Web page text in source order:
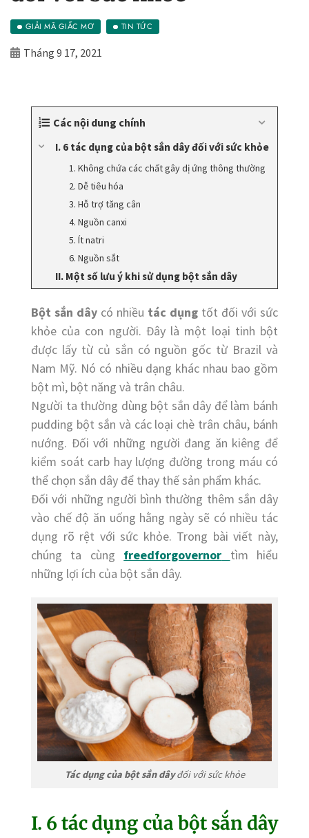
GIẢI MÃ GIẤC MƠ TIN TỨC
Tháng 9 17, 2021
Các nội dung chính
I. 6 tác dụng của bột sắn dây đối với sức khỏe
1. Không chứa các chất gây dị ứng thông thường
2. Dễ tiêu hóa
3. Hỗ trợ tăng cân
4. Nguồn canxi
5. Ít natri
6. Nguồn sắt
II. Một số lưu ý khi sử dụng bột sắn dây
Bột sắn dây có nhiều tác dụng tốt đối với sức
khỏe của con người. Đây là một loại tinh bột
được lấy từ củ sắn có nguồn gốc từ Brazil và
Nam Mỹ. Nó có nhiều dạng khác nhau bao gồm
bột mì, bột năng và trân châu.
Người ta thường dùng bột sắn dây để làm bánh
pudding bột sắn và các loại chè trân châu, bánh
nướng. Đối với những người đang ăn kiêng để
kiểm soát carb hay lượng đường trong máu có
thể chọn sắn dây để thay thế sản phẩm khác.
Đối với những người bình thường thêm sắn dây
vào chế độ ăn uống hằng ngày sẽ có nhiều tác
dụng rõ rệt với sức khỏe. Trong bài viết này,
chúng ta cùng freedforgovernor
tìm hiểu
những lợi ích của bột sắn dây.
Tác dụng của bột sắn dâyđối với sức khỏe
I. 6 tác dụng của bột sắn dây